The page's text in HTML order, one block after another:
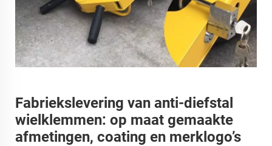
Fabriekslevering van anti-diefstal
wielklemmen: op maat gemaakte
afmetingen, coating en merklogo’s